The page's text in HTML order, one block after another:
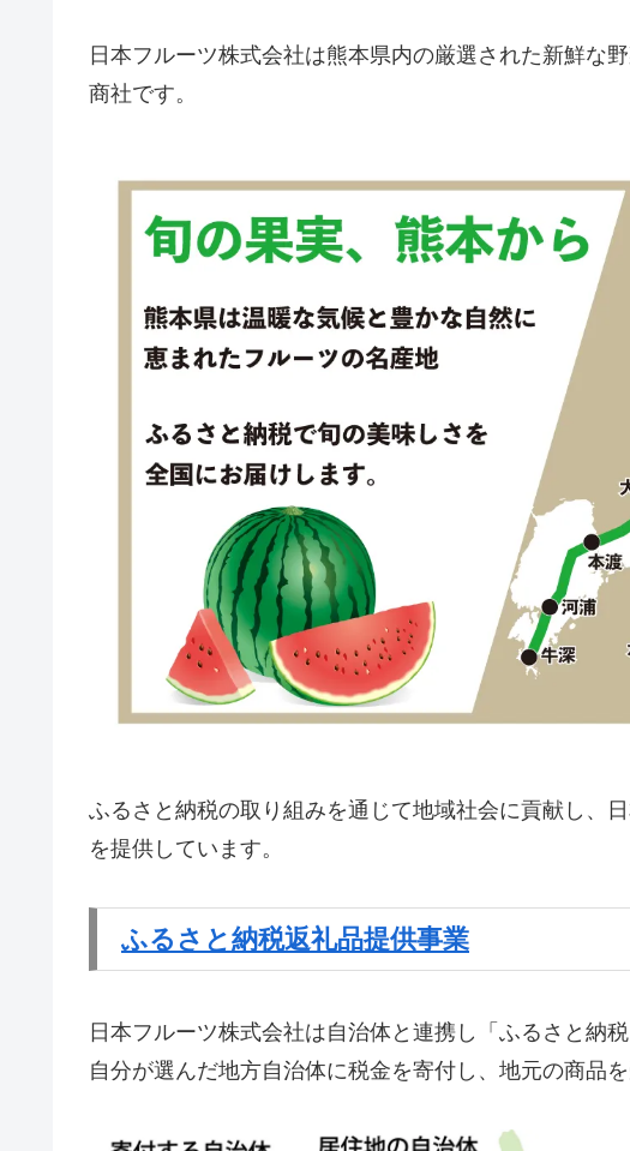
日本フルーツ株式会社は熊本県内の厳選された新鮮な
商社です。
ふるさと納税の取り組みを通じて地域社会に貢献し、
を提供しています。
ふるさと納税返礼品提供事業
日本フルーツ株式会社は自治体と連携し「ふるさと納
自分が選んだ地方自治体に税金を寄付し、地元の商品